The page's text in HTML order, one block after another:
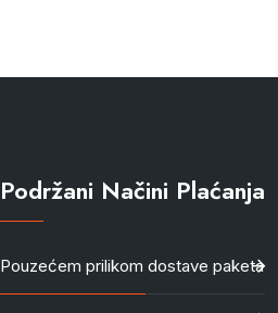
Podržani Načini Plaćanja
Pouzećem prilikom dostave paketa